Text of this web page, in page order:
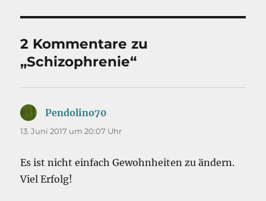
2 Kommentare zu
„Schizophrenie“
Pendolino70
13. Juni 2017 um 20:07 Uhr
Es ist nicht einfach Gewohnheiten zu ändern.
Viel Erfolg!